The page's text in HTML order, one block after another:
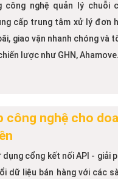
công nghệ quản lý chuỗi
cấp trung tâm xử lý đơn
giao vận nhanh chóng và
lược như GHN,
công nghệ cho
dụng cổng kết nối API - giải
dữ liệu bán hàng với các